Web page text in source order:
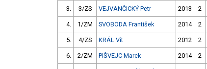
3. 3/ZS VEJVANČICKÝ Petr 2013 2
4. 1/ZM SVOBODA František 2014 2
5. 4/ZS KRÁL Vít 2012 2
6. 2/ZM PIŠVEJC Marek 2014 2